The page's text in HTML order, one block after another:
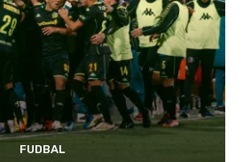
FUDBAL